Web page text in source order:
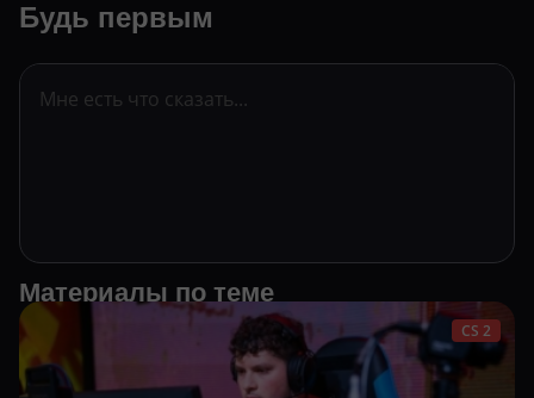
Будь первым
Материалы по теме
CS 2